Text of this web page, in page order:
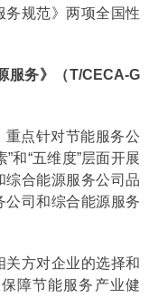
务规范》两项全国性
服务》（T/CECA-G
点针对节能服务公
和“五维度”层面开展
综合能源服务公司品
公司和综合能源服务
关方对企业的选择和
障节能服务产业健